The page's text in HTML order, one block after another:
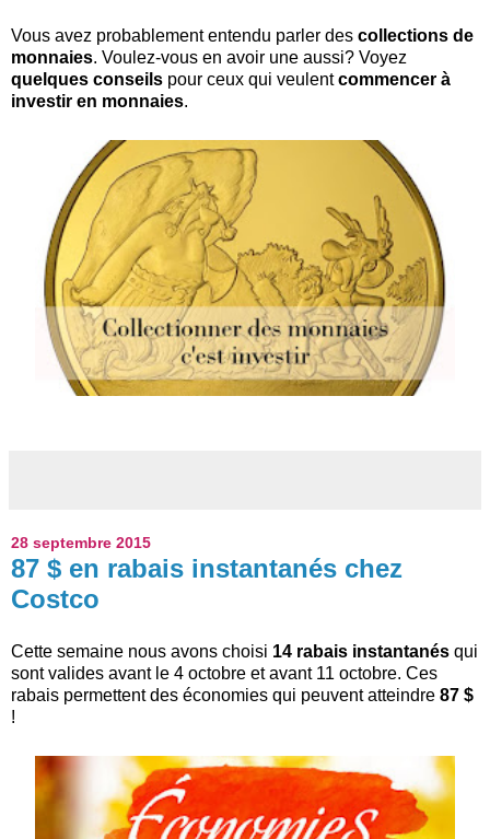
Vous avez probablement entendu parler des collections de
monnaies. Voulez-vous en avoir une aussi? Voyez
quelques conseils pour ceux qui veulentcommencer à
investir en monnaies.
28 septembre 2015
87 $ en rabais instantanés chez
Costco
Cette semaine nous avons choisi 14 rabais instantanés qui
sont valides avant le 4 octobre et avant 11 octobre. Ces
rabais permettent des économies qui peuvent atteindre 87 $
!